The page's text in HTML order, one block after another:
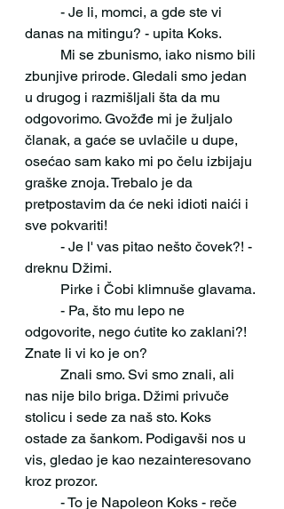
danas na mitingu? - upita Koks.
zbunjive prirode. Gledali smo jedan
u drugog i razmišljali šta da mu
odgovorimo. Gvožđe mi je žuljalo
članak, a gaće se uvlačile u dupe,
osećao sam kako mi po čelu izbijaju
graške znoja. Trebalo je da
pretpostavim da će neki idioti naići i
sve pokvariti!
dreknu Džimi.
Pirke i Čobi klimnuše glavama.
odgovorite, nego ćutite ko zaklani?!
Znate li vi ko je on?
nas nije bilo briga. Džimi privuče
stolicu i sede za naš sto. Koks
ostade za šankom. Podigavši nos u
vis, gledao je kao nezainteresovano
kroz prozor.